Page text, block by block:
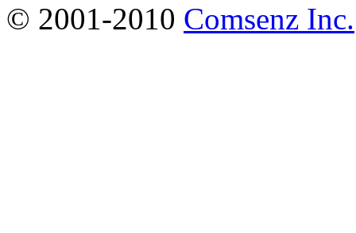
© 2001-2010 Comsenz Inc.